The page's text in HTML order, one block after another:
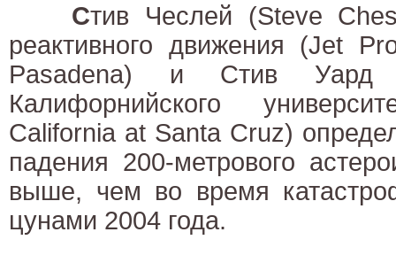
Стив Чеслей (Steve
реактивного движения (Jet
Pasadena) и Стив
Калифорнийского
California at Santa Cruz)
падения 200-метрового
выше, чем во время
цунами 2004 года.